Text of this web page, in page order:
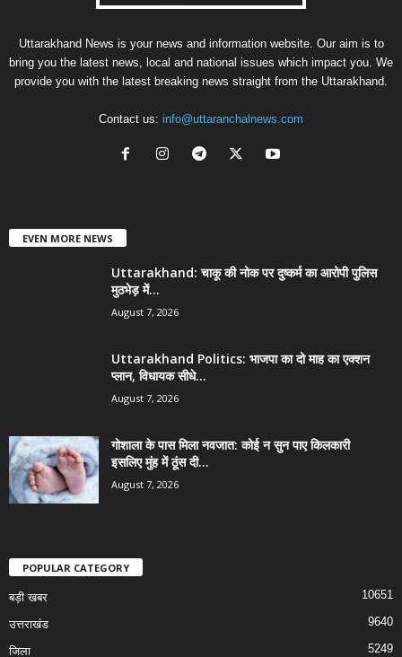
Uttarakhand News is your news and information website. Our aim is to
bring you the latest news, local and national issues which impact you. We
provide you with the latest breaking news straight from the Uttarakhand.
Contact us: info@uttaranchalnews.com
EVEN MORE NEWS
Uttarakhand: चाकू की नोक पर दुष्कर्म का आरोपी पुलिस
मुठभेड़ में...
August 7, 2026
Uttarakhand Politics: भाजपा का दो माह का एक्शन
प्लान, विधायक सीधे...
August 7, 2026
गोशाला के पास मिला नवजात: कोई न सुन पाए किलकारी
इसलिए मुंह में ठूंस दी...
August 7, 2026
POPULAR CATEGORY
बड़ी खबर 10651
उत्तराखंड 9640
जिला 5249